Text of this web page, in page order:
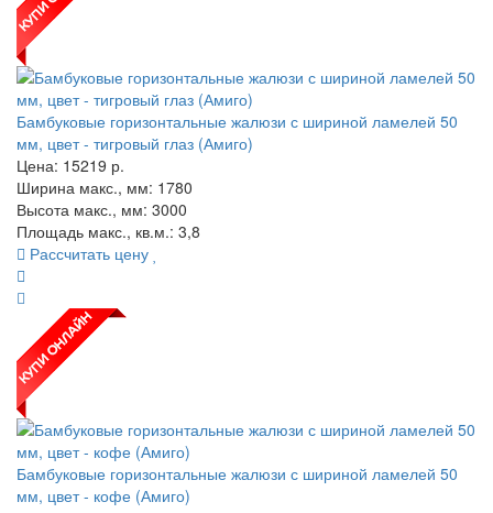
Бамбуковые горизонтальные жалюзи с шириной ламелей 50
мм, цвет - тигровый глаз (Амиго)
Цена: 15219 р.
Ширина макс., мм: 1780
Высота макс., мм: 3000
Площадь макс., кв.м.: 3,8
Рассчитать цену
Бамбуковые горизонтальные жалюзи с шириной ламелей 50
мм, цвет - кофе (Амиго)